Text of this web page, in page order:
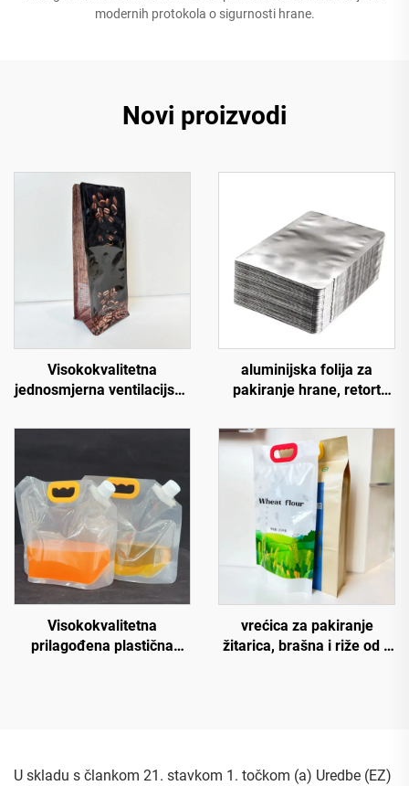
modernih protokola o sigurnosti hrane.
Novi proizvodi
Visokokvalitetna
jednosmjerna ventilacijska
ambalaža ravno dno
logotipom
aluminijska folija za
pakiranje hrane, retort
temperaturu od 121-135
stupnjeva Celzijus
Visokokvalitetna
prilagođena plastična
vrećica za pakiranje
žitarica, brašna i riže od 1
U skladu s člankom 21. stavkom 1. točkom (a) Uredbe (EZ)